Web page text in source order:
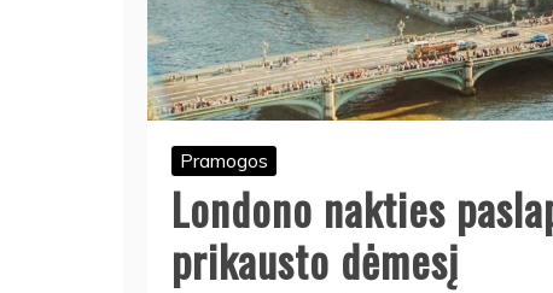
Pramogos
Londono nakties
prikausto dėmesį